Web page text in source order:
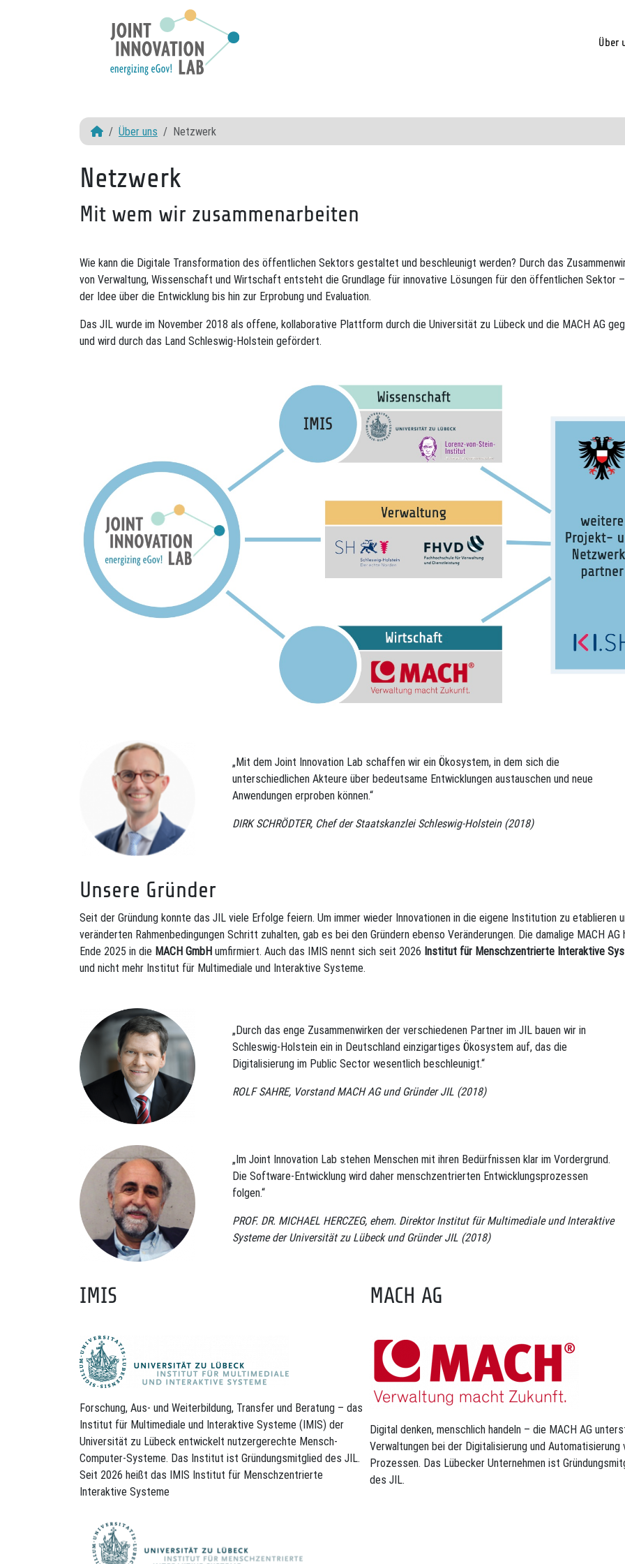
Über
Über uns Netzwerk
Netzwerk
Mit wem wir zusammenarbeiten
Wie kann die Digitale Transformation des öffentlichen Sektors gestaltet und beschleunigt werden? Durch das
von Verwaltung, Wissenschaft und Wirtschaft entsteht die Grundlage für innovative Lösungen für den öffentlichen Sektor
der Idee über die Entwicklung bis hin zur Erprobung und Evaluation.
Das JIL wurde im November 2018 als offene, kollaborative Plattform durch die Universität zu Lübeck und die MACH AG
und wird durch das Land Schleswig-Holstein gefördert.
„Mit dem Joint Innovation Lab schaffen wir ein Ökosystem, in dem sich die
unterschiedlichen Akteure über bedeutsame Entwicklungen austauschen und neue
Anwendungen erproben können.“
DIRK SCHRÖDTER, Chef der Staatskanzlei Schleswig-Holstein (2018)
Unsere Gründer
Seit der Gründung konnte das JIL viele Erfolge feiern. Um immer wieder Innovationen in die eigene Institution zu etablieren
veränderten Rahmenbedingungen Schritt zuhalten, gab es bei den Gründern ebenso Veränderungen. Die damalige MACH AG
Ende 2025 in die MACH GmbH umfirmiert. Auch das IMIS nennt sich seit 2026 Institut für Menschzentrierte Interaktive
und nicht mehr Institut für Multimediale und Interaktive Systeme.
„Durch das enge Zusammenwirken der verschiedenen Partner im JIL bauen wir in
Schleswig-Holstein ein in Deutschland einzigartiges Ökosystem auf, das die
Digitalisierung im Public Sector wesentlich beschleunigt.“
ROLF SAHRE, Vorstand MACH AG und Gründer JIL (2018)
„Im Joint Innovation Lab stehen Menschen mit ihren Bedürfnissen klar im Vordergrund.
Die Software-Entwicklung wird daher menschzentrierten Entwicklungsprozessen
folgen.“
PROF. DR. MICHAEL HERCZEG, ehem. Direktor Institut für Multimediale und Interaktive
Systeme der Universität zu Lübeck und Gründer JIL (2018)
IMIS
Forschung, Aus- und Weiterbildung, Transfer und Beratung – das
Institut für Multimediale und Interaktive Systeme (IMIS) der
Universität zu Lübeck entwickelt nutzergerechte Mensch-
Computer-Systeme. Das Institut ist Gründungsmitglied des JIL.
Seit 2026 heißt das IMIS Institut für Menschzentrierte
Interaktive Systeme
MACH AG
Digital denken, menschlich handeln – die MACH AG
Verwaltungen bei der Digitalisierung und Automatisierung
Prozessen. Das Lübecker Unternehmen ist
des JIL.​